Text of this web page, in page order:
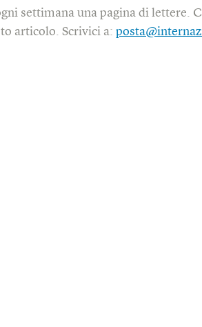
settimana una pagina di lettere.
articolo. Scrivici a: